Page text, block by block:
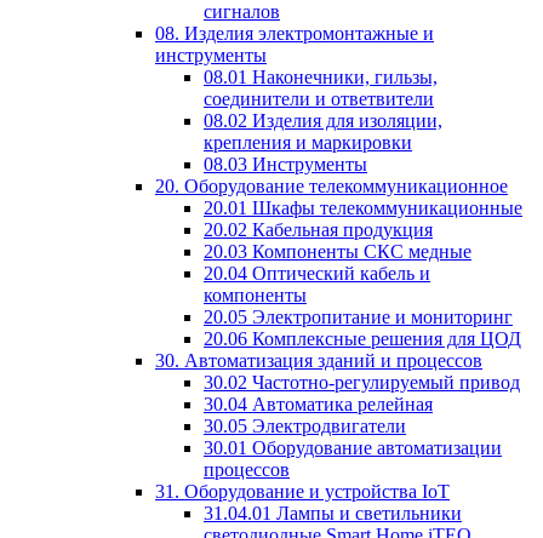
сигналов
08. Изделия электромонтажные и
инструменты
08.01 Наконечники, гильзы,
соединители и ответвители
08.02 Изделия для изоляции,
крепления и маркировки
08.03 Инструменты
20. Оборудование телекоммуникационное
20.01 Шкафы телекоммуникационные
20.02 Кабельная продукция
20.03 Компоненты СКС медные
20.04 Оптический кабель и
компоненты
20.05 Электропитание и мониторинг
20.06 Комплексные решения для ЦОД
30. Автоматизация зданий и процессов
30.02 Частотно-регулируемый привод
30.04 Автоматика релейная
30.05 Электродвигатели
30.01 Оборудование автоматизации
процессов
31. Оборудование и устройства IoT
31.04.01 Лампы и светильники